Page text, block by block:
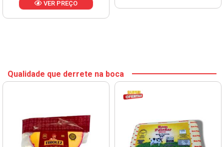
VER PREÇO
Qualidade que derrete na boca